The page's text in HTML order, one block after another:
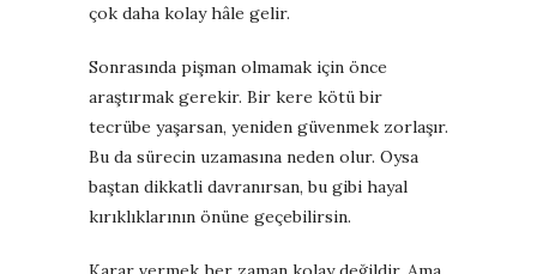
çok daha kolay hâle gelir.
Sonrasında pişman olmamak için önce
araştırmak gerekir. Bir kere kötü bir
tecrübe yaşarsan, yeniden güvenmek zorlaşır.
Bu da sürecin uzamasına neden olur. Oysa
baştan dikkatli davranırsan, bu gibi hayal
kırıklıklarının önüne geçebilirsin.